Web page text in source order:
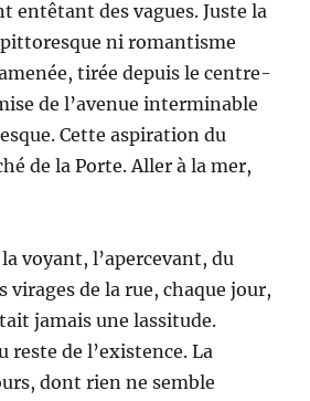
entêtant des vagues. Juste la
ni romantisme
tirée depuis le centre-
de l’avenue interminable
Cette aspiration du
de la Porte. Aller à la mer,
voyant, l’apercevant, du
virages de la rue, chaque jour,
jamais une lassitude.
reste de l’existence. La
dont rien ne semble